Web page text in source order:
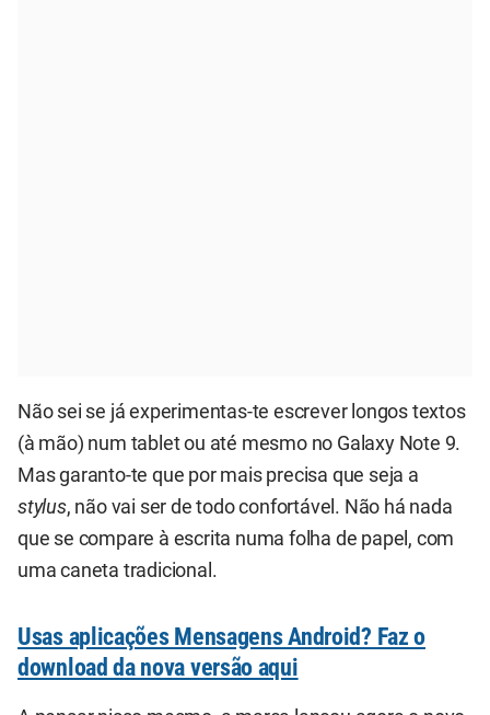
Não sei se já experimentas-te escrever longos textos
(à mão) num tablet ou até mesmo no Galaxy Note 9.
Mas garanto-te que por mais precisa que seja a
stylus, não vai ser de todo confortável. Não há nada
que se compare à escrita numa folha de papel, com
uma caneta tradicional.
Usas aplicações Mensagens Android? Faz o
download da nova versão aqui